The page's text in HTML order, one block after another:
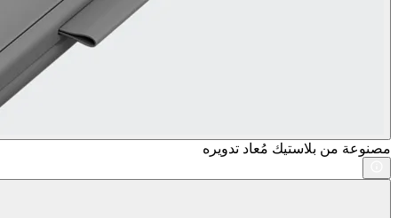
مصنوعة من بلاستيك مُعاد تدويره